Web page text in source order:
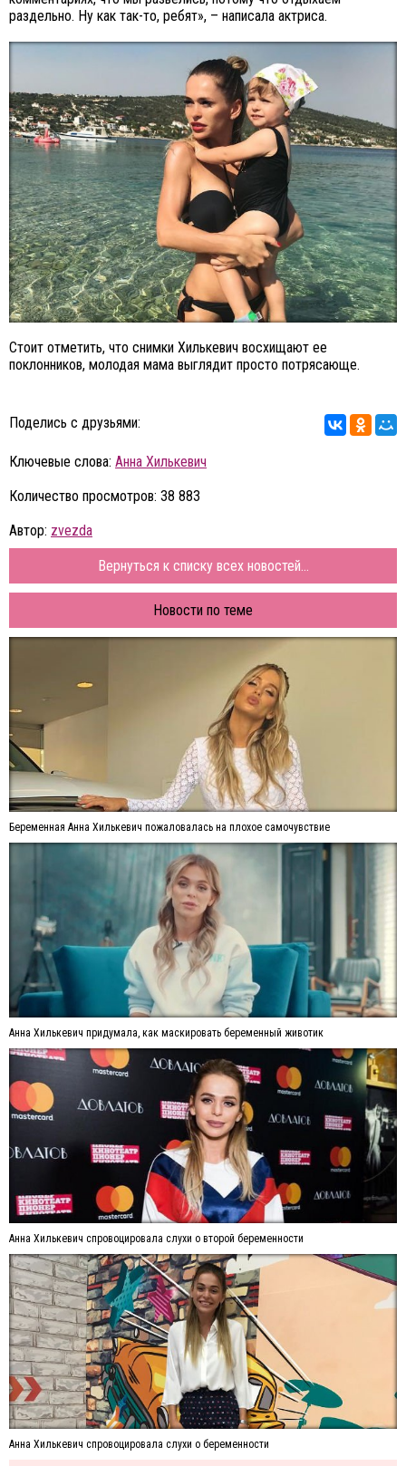
раздельно. Ну как так-то, ребят», – написала актриса.
Стоит отметить, что снимки Хилькевич восхищают ее
поклонников, молодая мама выглядит просто потрясающе.
Поделись с друзьями:
Ключевые слова: Анна Хилькевич
Количество просмотров: 38 883
Автор: zvezda
Вернуться к списку всех новостей...
Новости по теме
Беременная Анна Хилькевич пожаловалась на плохое самочувствие
Анна Хилькевич придумала, как маскировать беременный животик
Анна Хилькевич спровоцировала слухи о второй беременности
Анна Хилькевич спровоцировала слухи о беременности